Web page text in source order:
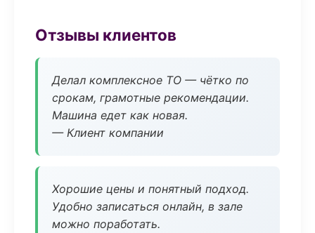
Отзывы клиентов
Делал комплексное ТО — чётко по
срокам, грамотные рекомендации.
Машина едет как новая.
— Клиент компании
Хорошие цены и понятный подход.
Удобно записаться онлайн, в зале
можно поработать.